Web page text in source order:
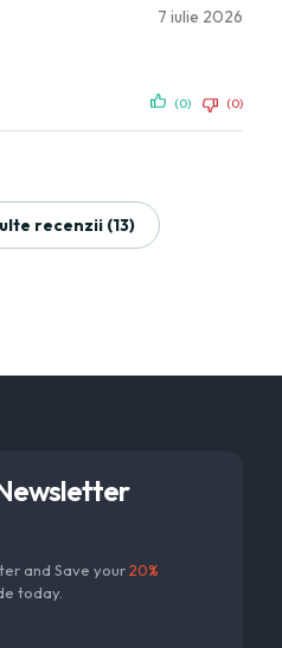
7 iulie 2026
(0) (0)
recenzii (13)
and Save your20%
today.